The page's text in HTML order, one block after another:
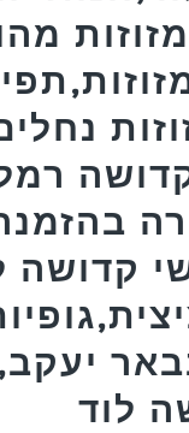
קדושה
לוד